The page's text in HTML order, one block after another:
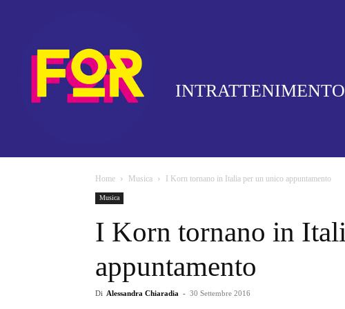
INTRATTENIMENTO
Home Musica I Korn tornano in Italia per un unico appuntamento
Musica
I Korn tornano in
appuntamento
Di Alessandra Chiaradia - 30 Settembre 2016